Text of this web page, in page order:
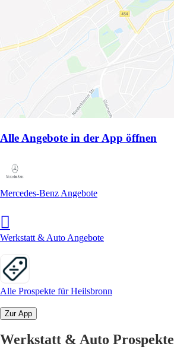
Alle Angebote in der App öffnen
Mercedes-Benz Angebote
Werkstatt & Auto Angebote
Alle Prospekte für Heilsbronn
Zur App
Werkstatt & Auto Prospekte